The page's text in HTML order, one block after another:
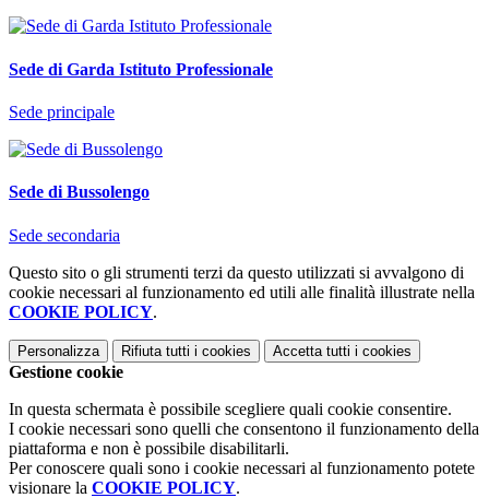
Sede di Garda Istituto Professionale
Sede principale
Sede di Bussolengo
Sede secondaria
Questo sito o gli strumenti terzi da questo utilizzati si avvalgono di
cookie necessari al funzionamento ed utili alle finalità illustrate nella
COOKIE POLICY.
Personalizza Rifiuta tutti i cookies Accetta tutti i cookies
Gestione cookie
In questa schermata è possibile scegliere quali cookie consentire.
I cookie necessari sono quelli che consentono il funzionamento della
piattaforma e non è possibile disabilitarli.
Per conoscere quali sono i cookie necessari al funzionamento potete
visionare la COOKIE POLICY.